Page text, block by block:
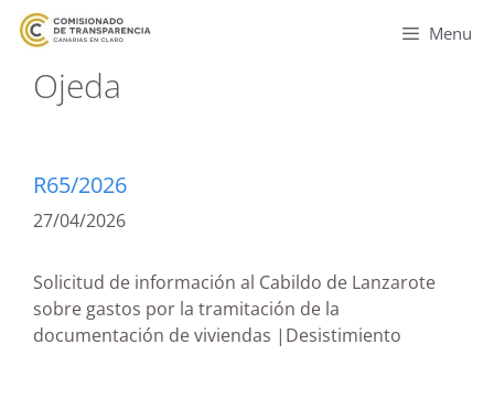
Menu
Ojeda
R65/2026
27/04/2026
Solicitud de información al Cabildo de Lanzarote
sobre gastos por la tramitación de la
documentación de viviendas |Desistimiento